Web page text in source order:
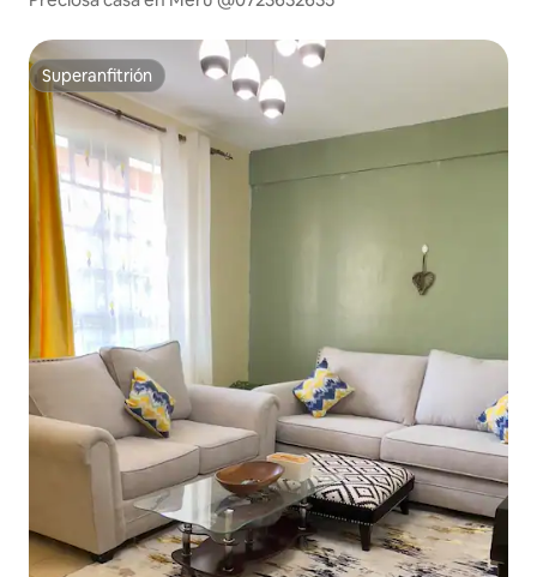
Superanfitrión
Superanfitrión